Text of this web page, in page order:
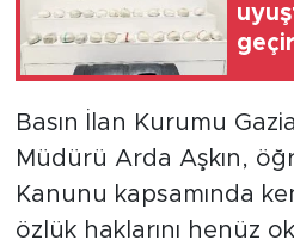
Basın İlan Kurumu
Müdürü Arda Aşkın,
Kanunu kapsamında
özlük haklarını henüz